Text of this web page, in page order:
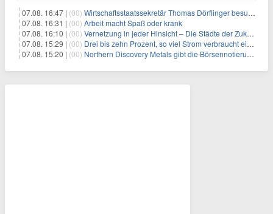
07.08. 16:47 | (00) Wirtschaftsstaatssekretär Thomas Dörflinger besucht Handwerksbetrieb im Kammerbezirk Freiburg
07.08. 16:31 | (00) Arbeit macht Spaß oder krank
07.08. 16:10 | (00) Vernetzung in jeder Hinsicht – Die Städte der Zukunft sind grün-blau
07.08. 15:29 | (00) Drei bis zehn Prozent, so viel Strom verbraucht ein Aufzug im Gebäude
07.08. 15:20 | (00) Northern Discovery Metals gibt die Börsennotierung an der Frankfurter Wertpapierbörse bekannt